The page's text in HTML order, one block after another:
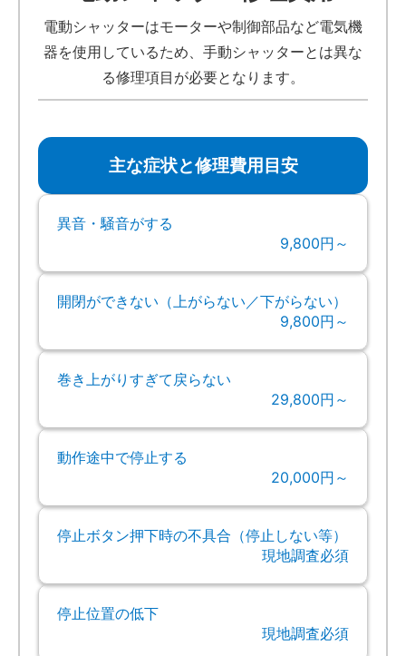
電動シャッターはモーターや制御部品など電気機
器を使用しているため、手動シャッターとは異な
る修理項目が必要となります。
主な症状と修理費用目安
異音・騒音がする
9,800円～
開閉ができない（上がらない／下がらない）
9,800円～
巻き上がりすぎて戻らない
29,800円～
動作途中で停止する
20,000円～
停止ボタン押下時の不具合（停止しない等）
現地調査必須
停止位置の低下
現地調査必須